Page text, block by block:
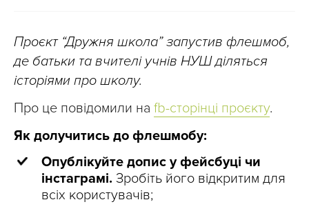
Проєкт “Дружня школа” запустив флешмоб,
де батьки та вчителі учнів НУШ діляться
історіями про школу.
Про це повідомили на fb-сторінці проєкту.
Як долучитись до флешмобу:
Опублікуйте допис у фейсбуці чи
інстаграмі. Зробіть його відкритим для
всіх користувачів;